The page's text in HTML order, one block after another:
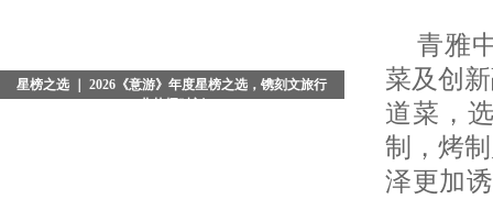
星榜之选 ｜ 2026《意游》年度星榜之选，镌刻文旅行
青雅中
菜及创
道菜，
制，烤
泽更加